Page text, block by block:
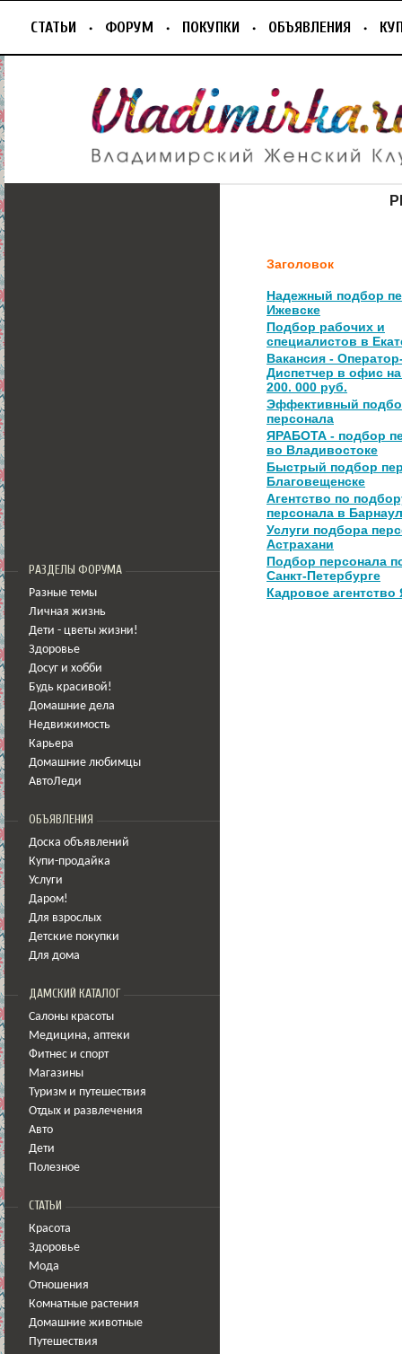
СТАТЬИ ФОРУМ ПОКУПКИ ОБЪЯВЛЕНИЯ
РАЗДЕЛЫ ФОРУМА
Разные темы
Личная жизнь
Дети - цветы жизни!
Здоровье
Досуг и хобби
Будь красивой!
Домашние дела
Недвижимость
Карьера
Домашние любимцы
АвтоЛеди
ОБЪЯВЛЕНИЯ
Доска объявлений
Купи-продайка
Услуги
Даром!
Для взрослых
Детские покупки
Для дома
ДАМСКИЙ КАТАЛОГ
Салоны красоты
Медицина, аптеки
Фитнес и спорт
Магазины
Туризм и путешествия
Отдых и развлечения
Авто
Дети
Полезное
СТАТЬИ
Красота
Здоровье
Мода
Отношения
Комнатные растения
Домашние животные
Путешествия
Заголовок
Надежный подбор
Ижевске
Подбор рабочих и
специалистов в
Вакансия -
Диспетчер в офис
200. 000 руб.
Эффективный
персонала
ЯРАБОТА - подбор
во Владивостоке
Быстрый подбор
Благовещенске
Агентство по
персонала в
Услуги подбора
Астрахани
Подбор персонала
Санкт-Петербурге
Кадровое